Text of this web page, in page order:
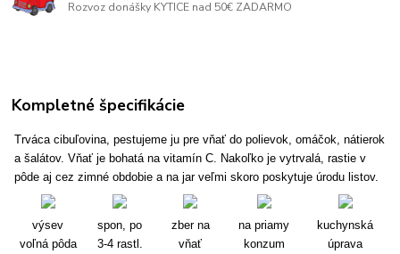
Rozvoz donášky KYTICE nad 50€ ZADARMO
Kompletné špecifikácie
Trváca cibuľovina, pestujeme ju pre vňať do polievok, omáčok, nátierok
a šalátov. Vňať je bohatá na vitamín C. Nakoľko je vytrvalá, rastie v
pôde aj cez zimné obdobie a na jar veľmi skoro poskytuje úrodu listov.
výsev
voľná pôda
spon, po
3-4 rastl.
zber na
vňať
na priamy
konzum
kuchynská
úprava